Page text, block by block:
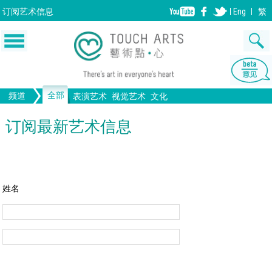
订阅艺术信息 Eng 繁
频道 全部 表演艺术 视觉艺术 文化
音乐 舞蹈
歌剧/音乐剧
中国戏曲
绘画 画图
工艺
雕塑
生活 文物
订阅最新艺术信息
姓名